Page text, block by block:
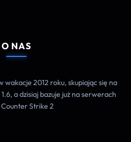
O NAS
wakacje 2012 roku, skupiając się na
a dzisiaj bazuje już na serwerach
Strike 2